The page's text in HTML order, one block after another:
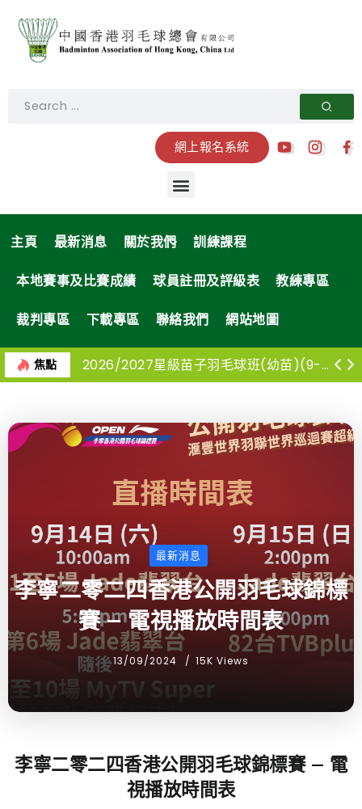
網上報名系統
主頁 最新消息 關於我們 訓練課程
本地賽事及比賽成績 球員註冊及評級表 教練專區
裁判專區 下載專區 聯絡我們 網站地圖
焦點 2026/2027星級苗子羽毛球班(幼苗)(9-12月)
最新消息
李寧二零二四香港公開羽毛球錦標
賽 – 電視播放時間表
13/09/2024 15K Views
李寧二零二四香港公開羽毛球錦標賽 – 電
視播放時間表